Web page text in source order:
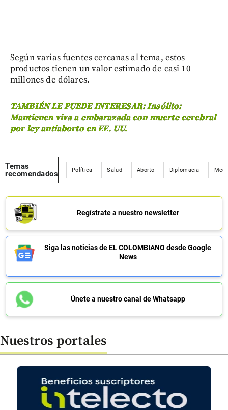
Según varias fuentes cercanas al tema, estos
productos tienen un valor estimado de casi 10
millones de dólares.
TAMBIÉN LE PUEDE INTERESAR: Insólito:
Mantienen viva a embarazada con muerte cerebral
por ley antiaborto en EE. UU.
Temas
recomendados
Política Salud Aborto Diplomacia
Regístrate a nuestro newsletter
Siga las noticias de EL COLOMBIANO desde Google
News
Únete a nuestro canal de Whatsapp
Nuestros portales